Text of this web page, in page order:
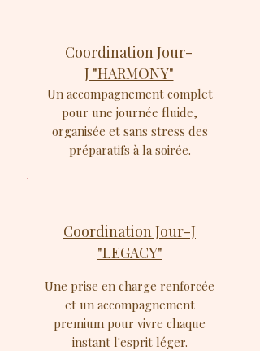
Coordination Jour-
J "HARMONY"
Un accompagnement complet
pour une journée fluide,
organisée et sans stress des
préparatifs à la soirée.
Coordination Jour-J
"LEGACY"
Une prise en charge renforcée
et un accompagnement
premium pour vivre chaque
instant l'esprit léger.